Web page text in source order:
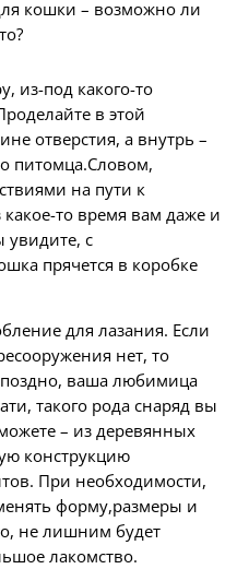
из-под какого-то
в этой
отверстия, а внутрь –
питомца.Словом,
на пути к
то время вам даже и
увидите, с
прячется в коробке
для лазания. Если
нет, то
ваша любимица
такого рода снаряд вы
– из деревянных
конструкцию
При необходимости,
форму,размеры и
не лишним будет
лакомство.